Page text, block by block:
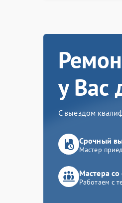
у Вас
С выездом
Срочный
Мастер
Мастера со
Работаем с